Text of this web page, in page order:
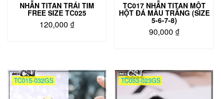
NHẪN TITAN TRÁI TIM
FREE SIZE TC025
120,000 ₫
TC017 NHẪN TITAN MỘT
HỘT ĐÁ MÀU TRẮNG (SIZE
5-6-7-8)
90,000 ₫
có
TC015-032GS TC053-023GS